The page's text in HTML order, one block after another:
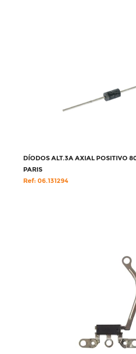
DÍODOS ALT.3A AXIAL POSITIVO
PARIS
Ref: 06.131294